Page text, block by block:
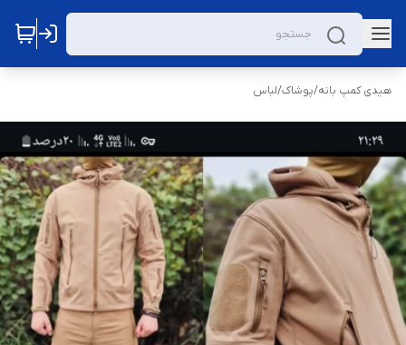
هیدی کمپ بانه/پوشاک/لباس